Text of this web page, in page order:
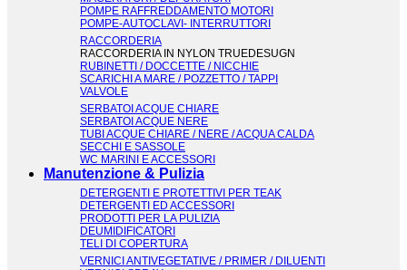
POMPE RAFFREDDAMENTO MOTORI
POMPE-AUTOCLAVI- INTERRUTTORI
RACCORDERIA
RACCORDERIA IN NYLON TRUEDESUGN
RUBINETTI / DOCCETTE / NICCHIE
SCARICHI A MARE / POZZETTO / TAPPI
VALVOLE
SERBATOI ACQUE CHIARE
SERBATOI ACQUE NERE
TUBI ACQUE CHIARE / NERE / ACQUA CALDA
SECCHI E SASSOLE
WC MARINI E ACCESSORI
Manutenzione & Pulizia
DETERGENTI E PROTETTIVI PER TEAK
DETERGENTI ED ACCESSORI
PRODOTTI PER LA PULIZIA
DEUMIDIFICATORI
TELI DI COPERTURA
VERNICI ANTIVEGETATIVE / PRIMER / DILUENTI